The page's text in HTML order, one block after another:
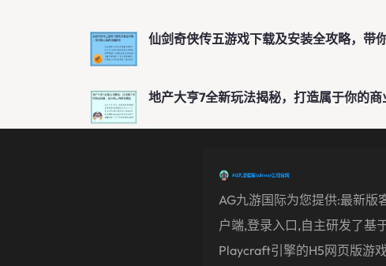
仙剑奇侠传五游戏下载及安装全攻略，带
地产大亨7全新玩法揭秘，打造属于你的
AG九游国际为您提供:最新版
户端,登录入口,自主研发了基
Playcraft引擎的H5网页版游